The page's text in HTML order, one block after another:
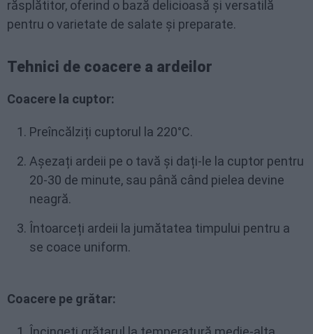
răsplătitor, oferind o bază delicioasă și versatilă
pentru o varietate de salate și preparate.
Tehnici de coacere a ardeilor
Coacere la cuptor:
Preîncălziți cuptorul la 220°C.
Așezați ardeii pe o tavă și dați-le la cuptor pentru
20-30 de minute, sau până când pielea devine
neagră.
Întoarceți ardeii la jumătatea timpului pentru a
se coace uniform.
Coacere pe grătar: